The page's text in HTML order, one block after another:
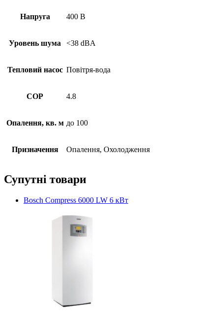
Напруга 400 В
Уровень шума <38 dBA
Тепловий насос Повітря-вода
COP 4.8
Опалення, кв. м до 100
Призначення Опалення, Охолодження
Супутні товари
Bosch Compress 6000 LW 6 кВт